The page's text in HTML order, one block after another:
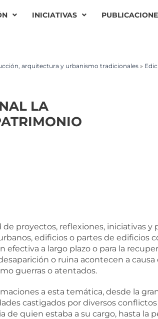
INICIATIVAS
arquitectura y urbanismo tradicionales »
LA
proyectos, reflexiones, iniciativas y
edificios o partes de edificios
efectiva a largo plazo o para la
o ruina acontecen a causa
guerras o atentados.
a esta temática, desde la
castigados por diversos
de quien estaba a su cargo, hasta la